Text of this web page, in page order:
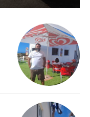
nos a manter este serviço
exclusivos e versões